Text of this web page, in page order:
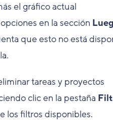
el gráfico actual
en la sección
que esto no está
tareas y proyectos
clic en la pestaña
los filtros disponibles.